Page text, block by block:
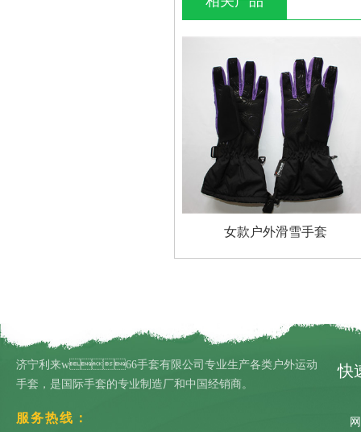
女款户外滑雪手套
济宁利来w66手套有限公司专业生产各类户外运动
手套，是国际手套的专业制造厂和中国经销商。
服务热线：
快